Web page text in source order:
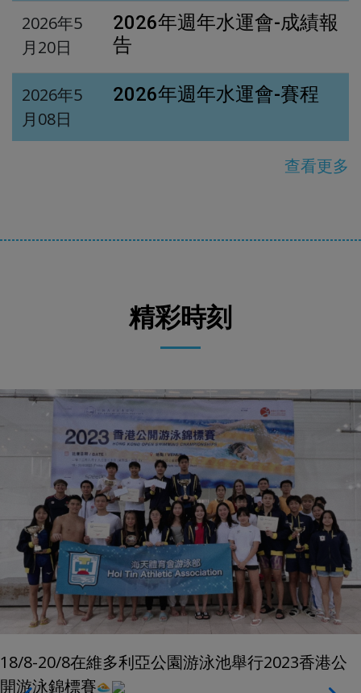
2026年5
月20日
2026年週年水運會-成績報
告
2026年5
月08日
2026年週年水運會-賽程
查看更多
精彩時刻
18/8-20/8在維多利亞公園游泳池舉行2023香港公
開游泳錦標賽